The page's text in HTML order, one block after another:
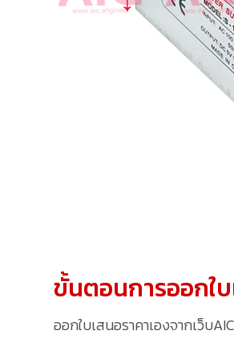
ขั้นตอนการออกใ
ออกใบเสนอราคาเองจากเว็บ